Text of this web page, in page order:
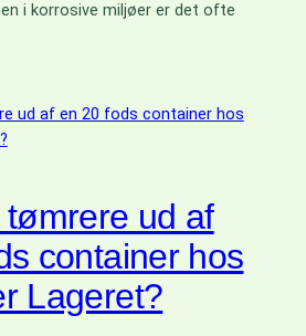
i korrosive miljøer er det ofte
tømrere ud af
container hos
Lageret?